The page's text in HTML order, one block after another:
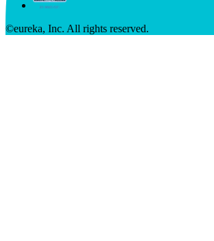
©︎eureka, Inc. All rights reserved.